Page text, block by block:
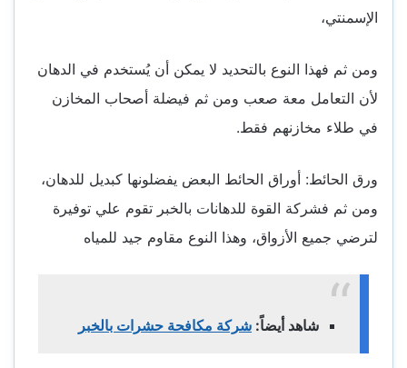
الإسمنتي،
ومن ثم فهذا النوع بالتحديد لا يمكن أن يُستخدم في الدهان
لأن التعامل معة صعب ومن ثم فيضلة أصحاب المخازن
في طلاء مخازنهم فقط.
ورق الحائط: أوراق الحائط البعض يفضلونها كبديل للدهان،
ومن ثم فشركة القوة للدهانات بالخبر تقوم علي توفيرة
لترضي جميع الأزواق، وهذا النوع مقاوم جيد للمياه
شاهد أيضاً: شركة مكافحة حشرات بالخبر